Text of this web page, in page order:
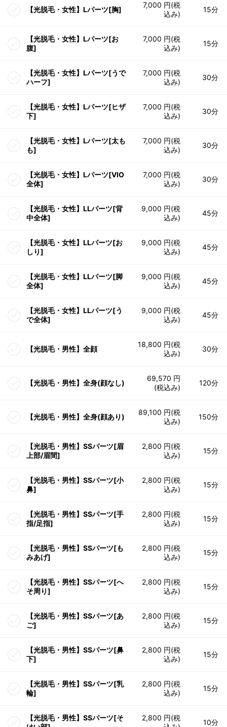
【光脱毛・女性】Lパーツ[胸]
7,000 円(税
込み)
15分
【光脱毛・女性】Lパーツ[お
腹]
7,000 円(税
込み)
15分
【光脱毛・女性】Lパーツ[うで
ハーフ]
7,000 円(税
込み)
30分
【光脱毛・女性】Lパーツ[ヒザ
下]
7,000 円(税
込み)
30分
【光脱毛・女性】Lパーツ[太も
も]
7,000 円(税
込み)
30分
【光脱毛・女性】Lパーツ[VIO
全体]
7,000 円(税
込み)
30分
【光脱毛・女性】LLパーツ[背
中全体]
9,000 円(税
込み)
45分
【光脱毛・女性】LLパーツ[お
しり]
9,000 円(税
込み)
45分
【光脱毛・女性】LLパーツ[脚
全体]
9,000 円(税
込み)
45分
【光脱毛・女性】LLパーツ[う
で全体]
9,000 円(税
込み)
45分
【光脱毛・男性】全顔
18,800 円(税
込み)
30分
【光脱毛・男性】全身(顔なし)
69,570 円
(税込み)
120分
【光脱毛・男性】全身(顔あり)
89,100 円(税
込み)
150分
【光脱毛・男性】SSパーツ[眉
上部/眉間]
2,800 円(税
込み)
15分
【光脱毛・男性】SSパーツ[小
鼻]
2,800 円(税
込み)
15分
【光脱毛・男性】SSパーツ[手
指/足指]
2,800 円(税
込み)
15分
【光脱毛・男性】SSパーツ[も
みあげ]
2,800 円(税
込み)
15分
【光脱毛・男性】SSパーツ[へ
そ周り]
2,800 円(税
込み)
15分
【光脱毛・男性】SSパーツ[あ
ご]
2,800 円(税
込み)
15分
【光脱毛・男性】SSパーツ[鼻
下]
2,800 円(税
込み)
15分
【光脱毛・男性】SSパーツ[乳
輪]
2,800 円(税
込み)
15分
【光脱毛・男性】SSパーツ[そ
2,800 円(税
10分